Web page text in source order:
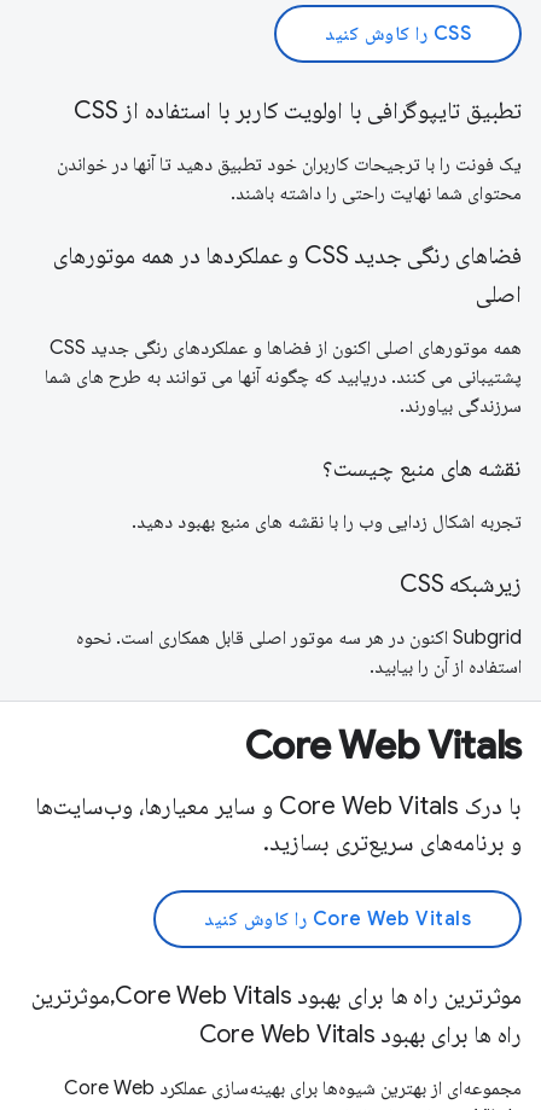
CSS را کاوش کنید
تطبیق تایپوگرافی با اولویت کاربر با استفاده از CSS
یک فونت را با ترجیحات کاربران خود تطبیق دهید تا آنها در خواندن
محتوای شما نهایت راحتی را داشته باشند.
فضاهای رنگی جدید CSS و عملکردها در همه موتورهای
اصلی
همه موتورهای اصلی اکنون از فضاها و عملکردهای رنگی جدید CSS
پشتیبانی می کنند. دریابید که چگونه آنها می توانند به طرح های شما
سرزندگی بیاورند.
نقشه های منبع چیست؟
تجربه اشکال زدایی وب را با نقشه های منبع بهبود دهید.
زیرشبکه CSS
Subgrid اکنون در هر سه موتور اصلی قابل همکاری است. نحوه
استفاده از آن را بیابید.
Core Web Vitals
با درک Core Web Vitals و سایر معیارها، وب‌سایت‌ها
و برنامه‌های سریع‌تری بسازید.
Core Web Vitals را کاوش کنید
موثرترین راه ها برای بهبود Core Web Vitals,موثرترین
راه ها برای بهبود Core Web Vitals
مجموعه‌ای از بهترین شیوه‌ها برای بهینه‌سازی عملکرد Core Web